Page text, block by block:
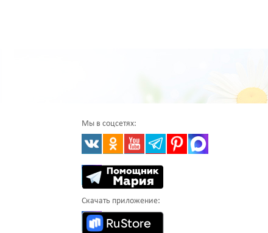
Мы в соцсетях:
Скачать приложение: